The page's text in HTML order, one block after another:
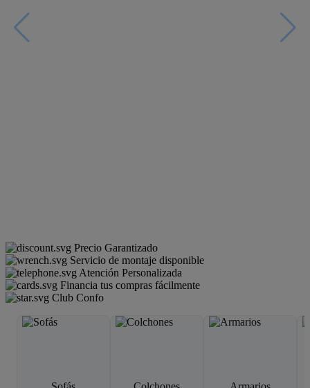
Precio Garantizado
Servicio de montaje disponible
Atención Personalizada
Financia tus compras fácilmente
Club Confo